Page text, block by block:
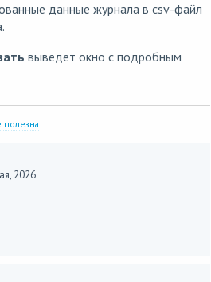
данные журнала в csv-файл
выведет окно с подробным
полезна
2026